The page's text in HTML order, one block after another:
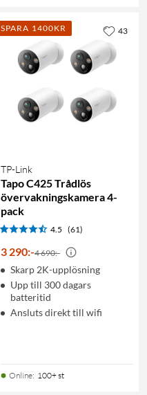
SPARA 1400KR
TP-Link
Tapo C425 Trådlös
övervakningskamera 4-
pack
4.5 (61)
3 290:-4 690:-
Skarp 2K-upplösning
Upp till 300 dagars
batteritid
Ansluts direkt till wifi
Online: 100+ st
43